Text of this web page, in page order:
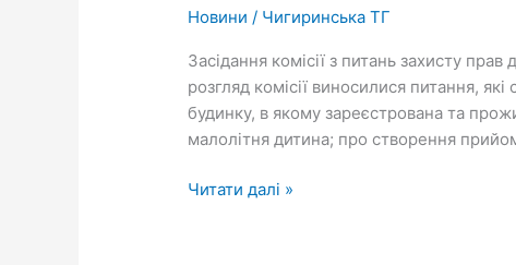
Новини / Чигиринська ТГ
Засідання комісії з питань захисту
розгляд комісії виносилися питання,
будинку, в якому зареєстрована та
малолітня дитина; про створення
захисту
прав
дитини
Читати далі »